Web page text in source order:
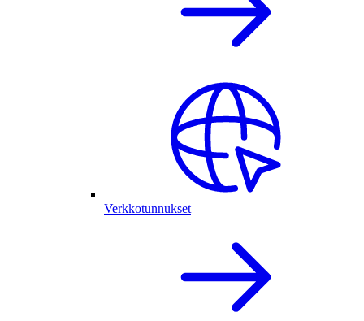
Verkkotunnukset